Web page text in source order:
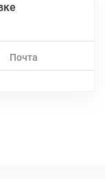
Почта